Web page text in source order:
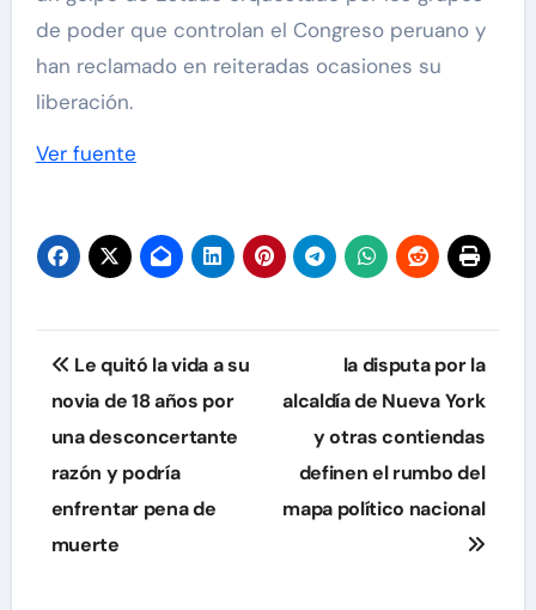
de poder que controlan el Congreso peruano y
han reclamado en reiteradas ocasiones su
liberación.
Ver fuente
Navegación
de
entradas
Le quitó la vida a su
novia de 18 años por
una desconcertante
razón y podría
enfrentar pena de
muerte
la disputa por la
alcaldía de Nueva York
y otras contiendas
definen el rumbo del
mapa político nacional